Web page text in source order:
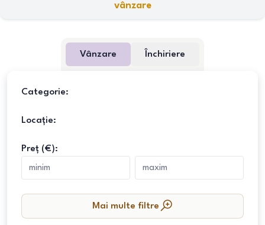
vânzare
Vânzare Închiriere
Categorie:
Locație:
Preț (€):
Mai multe filtre